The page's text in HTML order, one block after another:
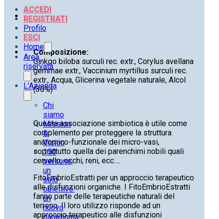
ACCEDI
REGISTRATI
Profilo
ESCI
Home
Area
riservata
L’Azienda
Chi
siamo
Mission
&
Vision
150
persone,
un
solo
obiettivo:
un
nuovo
paradigma
Composizione:
Ginkgo biloba surculi rec. extr., Corylus avellana
gemmae extr., Vaccinium myrtillus surculi rec.
extr., Acqua, Glicerina vegetale naturale, Alcol
(30%)
Questa associazione simbiotica è utile come
complemento per proteggere la struttura
anatomico-funzionale dei micro-vasi,
soprattutto quella dei parenchimi nobili quali
cervello, occhi, reni, ecc….
FitoEmbrioEstratti per un approccio terapeutico
alle disfunzioni organiche. I FitoEmbrioEstratti
fanno parte delle terapeutiche naturali del
terreno. Il loro utilizzo risponde ad un
approccio terapeutico alle disfunzioni